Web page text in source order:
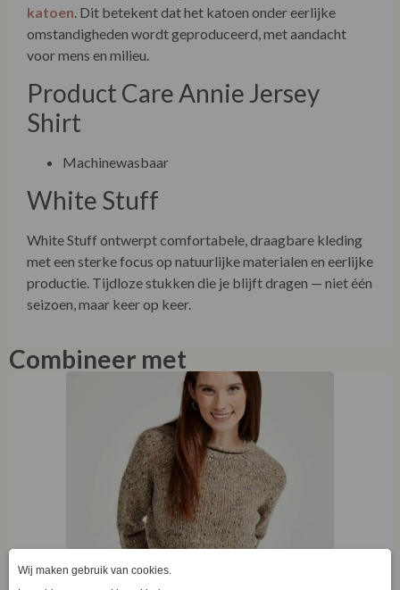
katoen . Dit betekent dat het katoen onder eerlijke
omstandigheden wordt geproduceerd, met aandacht
voor mens en milieu.
Product Care Annie Jersey
Shirt
Machinewasbaar
White Stuff
White Stuff ontwerpt comfortabele, draagbare kleding
met een sterke focus op natuurlijke materialen en eerlijke
productie. Tijdloze stukken die je blijft dragen — niet één
seizoen, maar keer op keer.
Combineer met